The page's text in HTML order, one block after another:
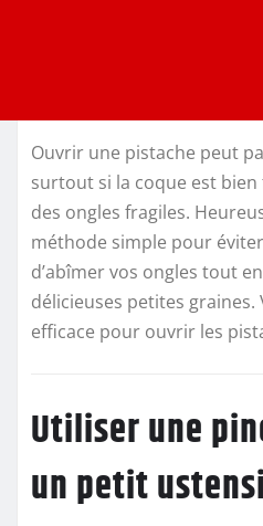
Ouvrir une pistache peut
surtout si la coque est bien
des ongles fragiles.
méthode simple pour
d’abîmer vos ongles tout
délicieuses petites
efficace pour ouvrir les
Utiliser une
un petit